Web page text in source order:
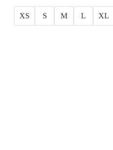
XS S M L XL